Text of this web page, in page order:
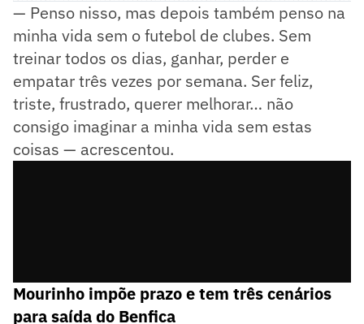
— Penso nisso, mas depois também penso na
minha vida sem o futebol de clubes. Sem
treinar todos os dias, ganhar, perder e
empatar três vezes por semana. Ser feliz,
triste, frustrado, querer melhorar… não
consigo imaginar a minha vida sem estas
coisas — acrescentou.
Mourinho impõe prazo e tem três cenários
para saída do Benfica